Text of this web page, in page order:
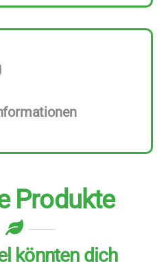
Produkte
könnten dich